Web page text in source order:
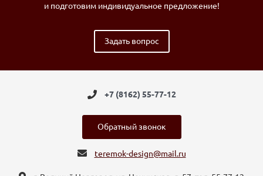
и подготовим индивидуальное предложение!
Задать вопрос
+7 (8162) 55-77-12
Обратный звонок
teremok-design@mail.ru